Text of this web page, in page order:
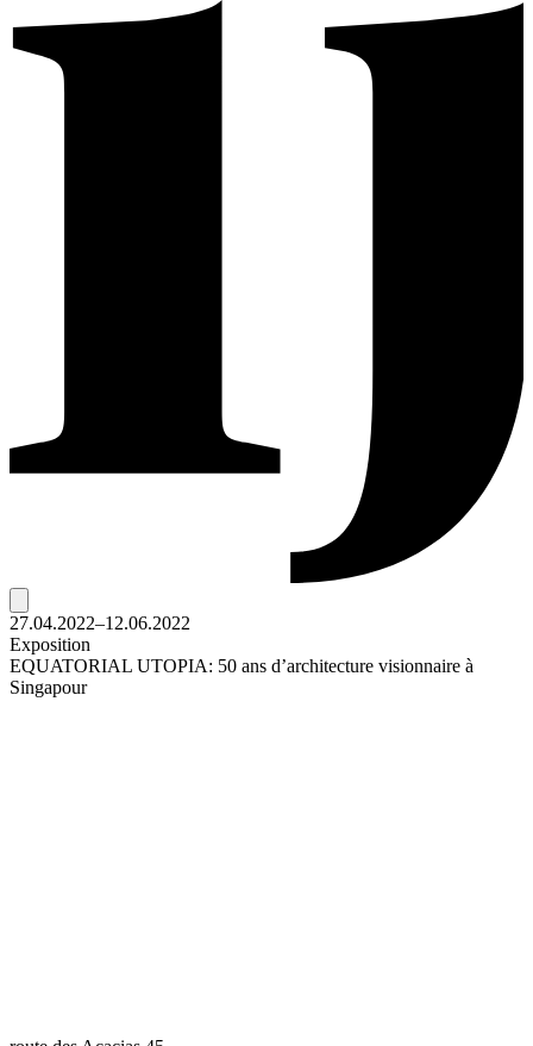
27.04.2022–12.06.2022
Exposition
EQUATORIAL UTOPIA: 50 ans d’architecture visionnaire à
Singapour